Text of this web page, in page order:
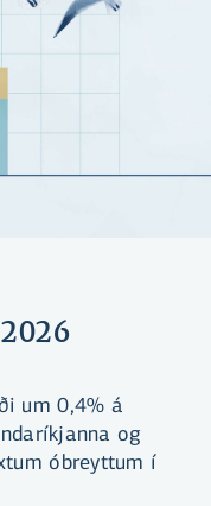
um 0,4% á
og
óbreyttum í